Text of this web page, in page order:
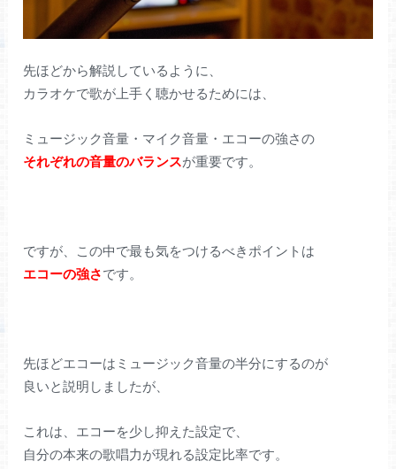
先ほどから解説しているように、
カラオケで歌が上手く聴かせるためには、
ミュージック音量・マイク音量・エコーの強さの
それぞれの音量のバランスが重要です。
ですが、この中で最も気をつけるべきポイントは
エコーの強さです。
先ほどエコーはミュージック音量の半分にするのが
良いと説明しましたが、
これは、エコーを少し抑えた設定で、
自分の本来の歌唱力が現れる設定比率です。